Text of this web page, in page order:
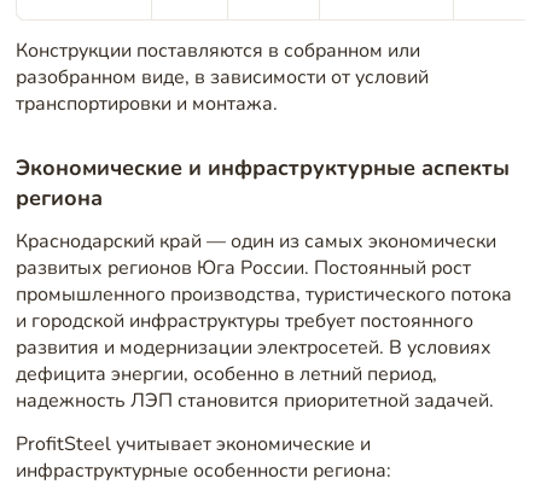
Конструкции поставляются в собранном или
разобранном виде, в зависимости от условий
транспортировки и монтажа.
Экономические и инфраструктурные аспекты
региона
Краснодарский край — один из самых экономически
развитых регионов Юга России. Постоянный рост
промышленного производства, туристического потока
и городской инфраструктуры требует постоянного
развития и модернизации электросетей. В условиях
дефицита энергии, особенно в летний период,
надежность ЛЭП становится приоритетной задачей.
ProfitSteel учитывает экономические и
инфраструктурные особенности региона: